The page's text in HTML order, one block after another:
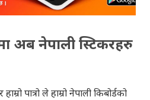
अब नेपाली स्टिकरहरु
पात्रो ले हाम्रो नेपाली किबोर्डको